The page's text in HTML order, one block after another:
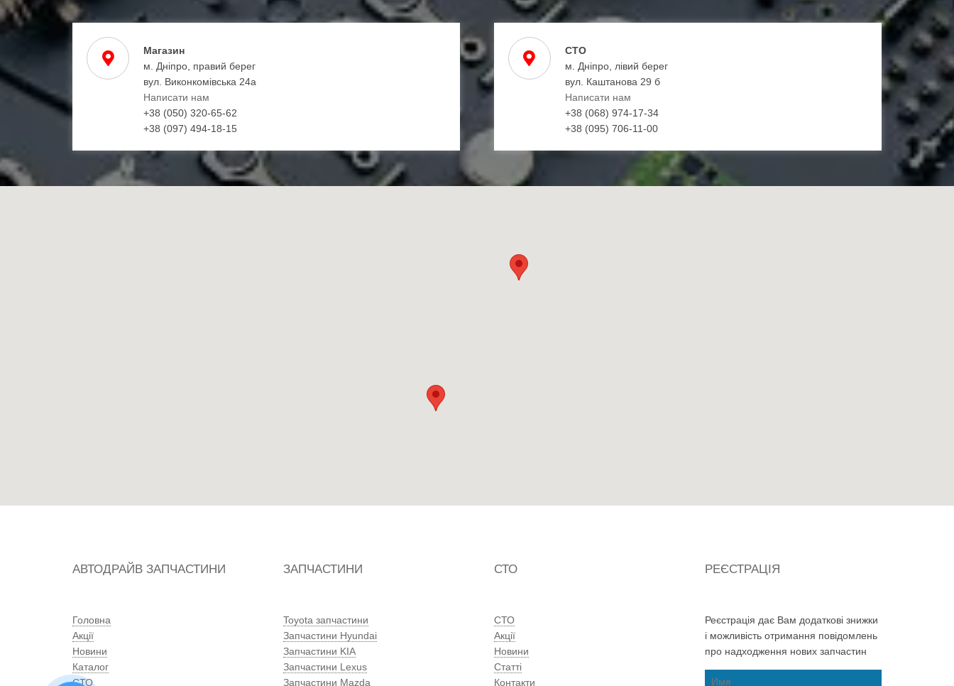
Магазин
м. Дніпро, правий берег
вул. Виконкомівська 24а
Написати нам
+38 (050) 320-65-62
+38 (097) 494-18-15
СТО
м. Дніпро, лівий берег
вул. Каштанова 29 б
Написати нам
+38 (068) 974-17-34
+38 (095) 706-11-00
АВТОДРАЙВ ЗАПЧАСТИНИ
Головна
Акції
Новини
Каталог
СТО
ЗАПЧАСТИНИ
Toyota запчастини
Запчастини Hyundai
Запчастини KIA
Запчастини Lexus
Запчастини Mazda
СТО
СТО
Акції
Новини
Статті
Контакти
РЕЄСТРАЦІЯ
Реєстрація дає Вам додаткові знижки
і можливість отримання повідомлень
про надходження нових запчастин